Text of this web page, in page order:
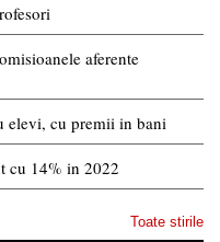
aferente
elevi, cu premii in bani
cu 14% in 2022
Toate stirile